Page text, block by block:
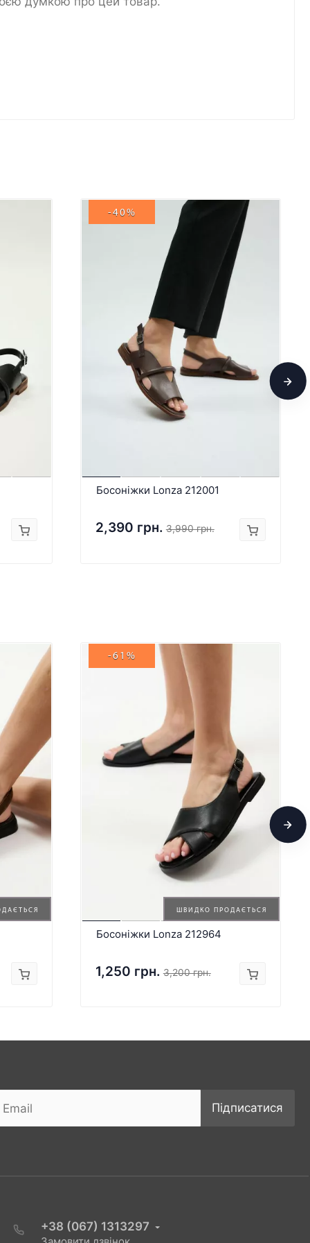
-40%
Босоніжки Lonza 212001
2,390 грн. 3,990 грн.
ШВИДКО ПРОДАЄТЬСЯ
-61%
Босоніжки Lonza 212964
1,250 грн. 3,200 грн.
Підписатися
+38 (067) 1313297